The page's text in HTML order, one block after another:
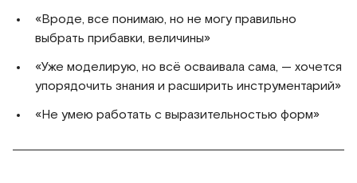
«Вроде, все понимаю, но не могу правильно
выбрать прибавки, величины»
«Уже моделирую, но всё осваивала сама, — хочется
упорядочить знания и расширить инструментарий»
«Не умею работать с выразительностью форм»